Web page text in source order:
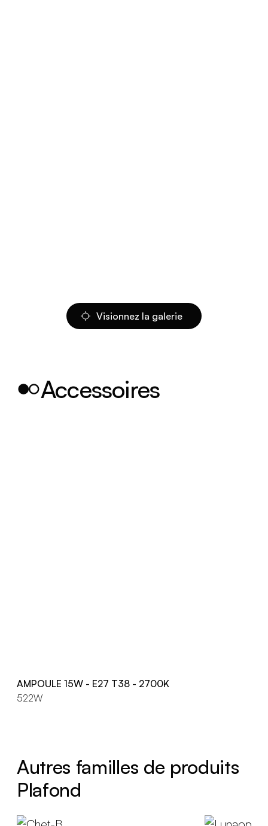
Visionnez la galerie
Accessoires
AMPOULE 15W - E27 T38 - 2700K
522W
Autres familles de produits
Plafond